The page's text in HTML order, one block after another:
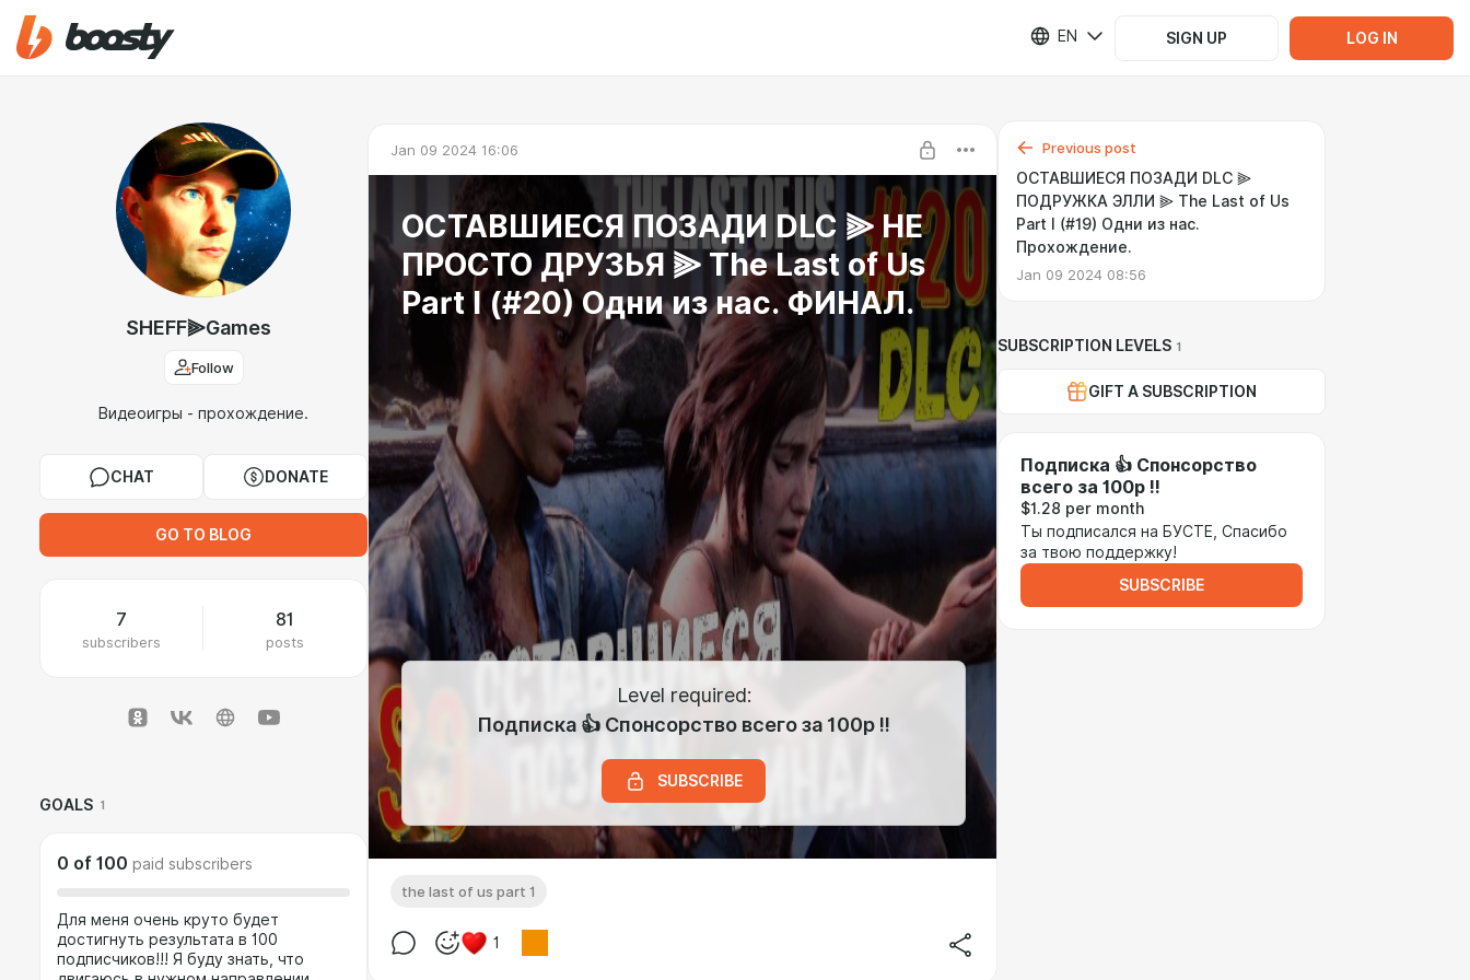
EN SIGN UP LOG IN
SHEFF⫸Games
Follow
Видеоигры - прохождение.
CHAT DONATE
GO TO BLOG
7
subscribers
81
posts
GOALS 1
0 of 100 paid subscribers
Для меня очень круто будет
достигнуть результата в 100
подписчиков!!! Я буду знать, что
Jan 09 2024 16:06
ОСТАВШИЕСЯ ПОЗАДИ DLC ⫸ НЕ
ПРОСТО ДРУЗЬЯ ⫸ The Last of Us
Part I (#20) Одни из нас. ФИНАЛ.
Level required:
Подписка 👍 Спонсорство всего за 100р !!
SUBSCRIBE
the last of us part 1
1
Previous post
ОСТАВШИЕСЯ ПОЗАДИ DLC ⫸
ПОДРУЖКА ЭЛЛИ ⫸ The Last of Us
Part I (#19) Одни из нас.
Прохождение.
Jan 09 2024 08:56
SUBSCRIPTION LEVELS 1
GIFT A SUBSCRIPTION
Подписка 👍 Спонсорство
всего за 100р !!
$1.28 per month
Ты подписался на БУСТЕ, Спасибо
за твою поддержку!
SUBSCRIBE